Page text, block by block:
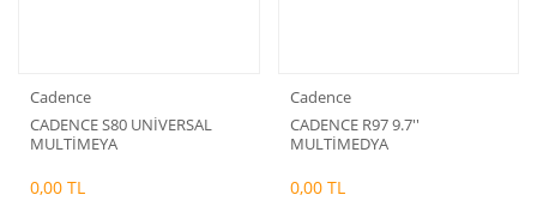
Cadence
CADENCE S80 UNİVERSAL
MULTİMEYA
0,00 TL
Cadence
CADENCE R97 9.7''
MULTİMEDYA
0,00 TL